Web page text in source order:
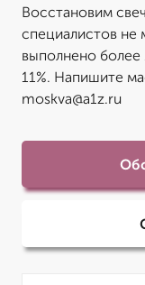
Восстановим
специалистов не
выполнено более
11%. Напишите
moskva@a1z.ru